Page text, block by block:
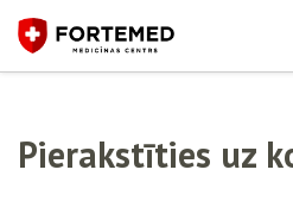
Pierakstīties uz